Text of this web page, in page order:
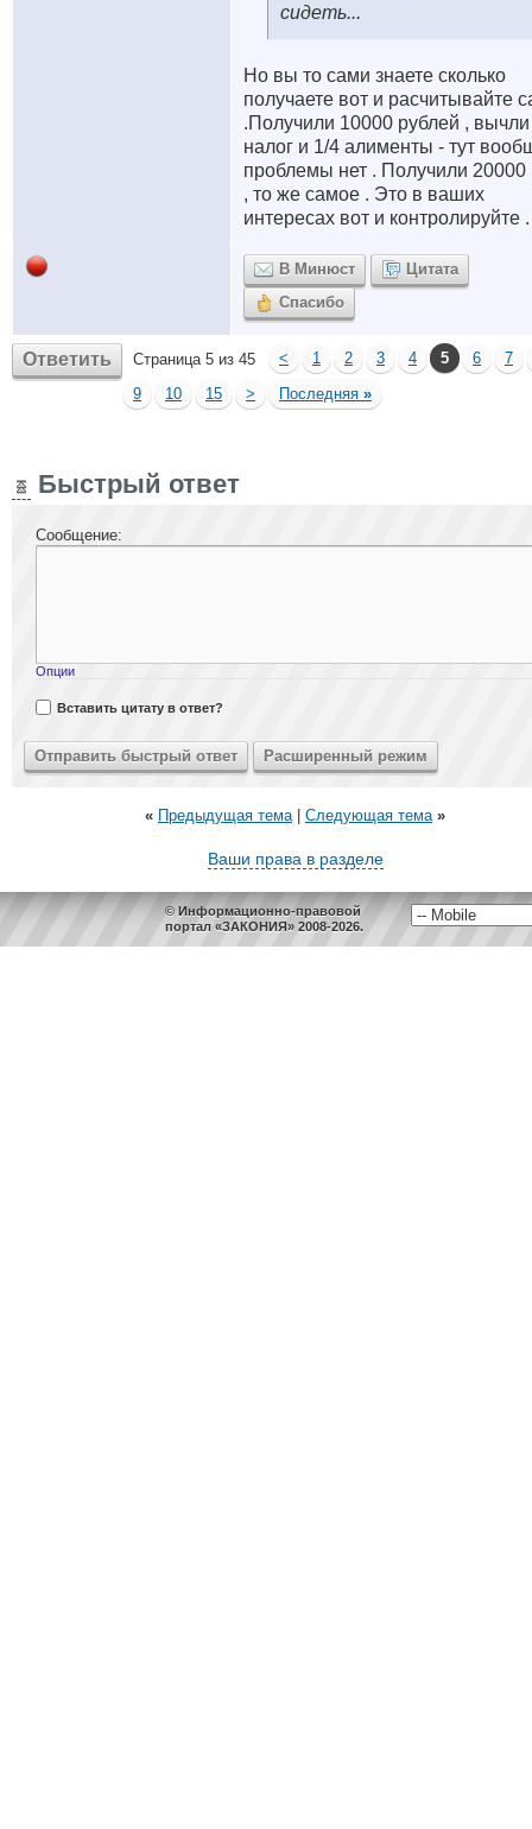
сидеть...
Но вы то сами знаете сколько
получаете вот и расчитывайте
.Получили 10000 рублей , вычли
налог и 1/4 алименты - тут
проблемы нет . Получили 20000
, то же самое . Это в ваших
интересах вот и контролируйте .
В Минюст
Цитата
Спасибо
Ответить Страница 5 из 45 < 1 2 3 4 5 6
7
9
10 15 > Последняя »
Быстрый ответ
Сообщение:
Опции
Вставить цитату в ответ?
« Предыдущая тема| Следующая тема »
Ваши права в разделе
© Информационно-правовой
портал «ЗАКОНИЯ» 2008-2026.